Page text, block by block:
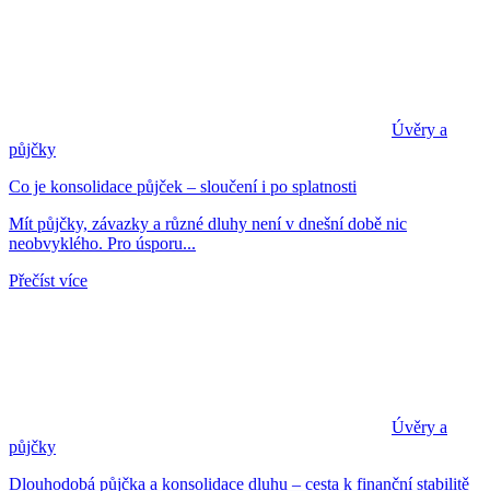
Úvěry a
půjčky
Co je konsolidace půjček – sloučení i po splatnosti
Mít půjčky, závazky a různé dluhy není v dnešní době nic
neobvyklého. Pro úsporu...
Přečíst více
Úvěry a
půjčky
Dlouhodobá půjčka a konsolidace dluhu – cesta k finanční stabilitě